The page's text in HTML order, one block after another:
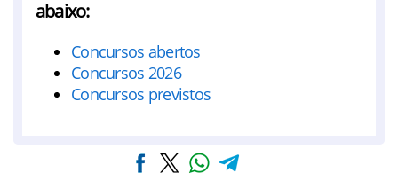
abaixo:
Concursos abertos
Concursos 2026
Concursos previstos